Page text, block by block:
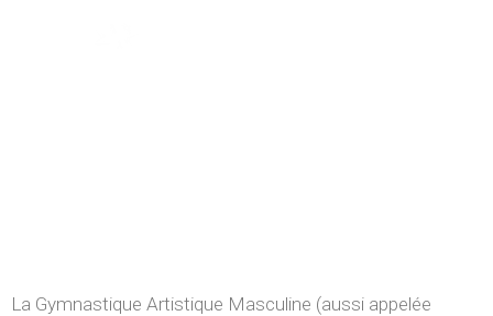
La Gymnastique Artistique Masculine (aussi appelée